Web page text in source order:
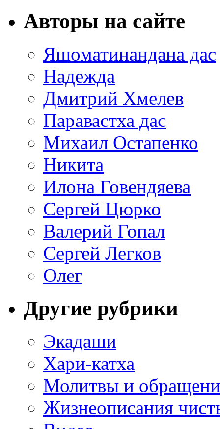
Авторы на сайте
Яшоматинандана дас
Надежда
Дмитрий Хмелев
Паравастха дас
Михаил Остапенко
Никита
Илона Говендяева
Сергей Цюрко
Валерий Гопал
Сергей Легков
Олег
Другие рубрики
Экадаши
Хари-катха
Молитвы и
Жизнеописания